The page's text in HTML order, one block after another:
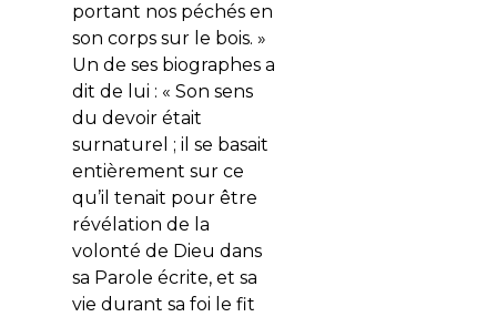
portant nos péchés en
son corps sur le bois. »
Un de ses biographes a
dit de lui : « Son sens
du devoir était
surnaturel ; il se basait
entièrement sur ce
qu’il tenait pour être
révélation de la
volonté de Dieu dans
sa Parole écrite, et sa
vie durant sa foi le fit